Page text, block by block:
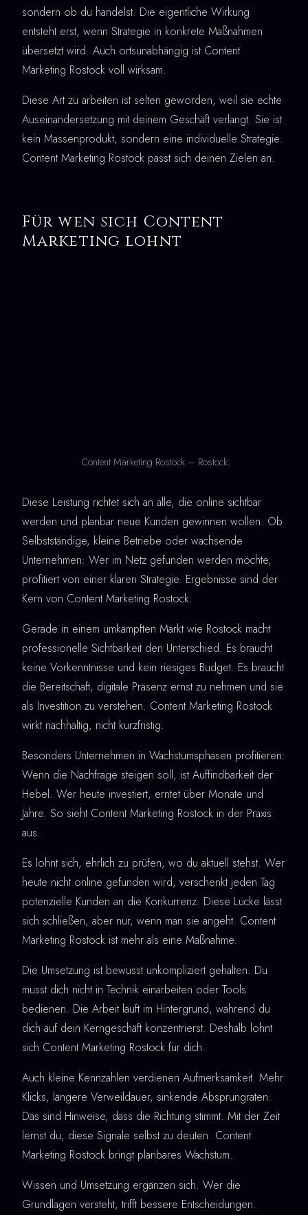
sondern ob du handelst. Die eigentliche Wirkung
entsteht erst, wenn Strategie in konkrete Maßnahmen
übersetzt wird. Auch ortsunabhängig ist Content
Marketing Rostock voll wirksam.
Diese Art zu arbeiten ist selten geworden, weil sie echte
Auseinandersetzung mit deinem Geschäft verlangt. Sie ist
kein Massenprodukt, sondern eine individuelle Strategie.
Content Marketing Rostock passt sich deinen Zielen an.
Für wen sich Content
Marketing lohnt
Content Marketing Rostock – Rostock
Diese Leistung richtet sich an alle, die online sichtbar
werden und planbar neue Kunden gewinnen wollen. Ob
Selbstständige, kleine Betriebe oder wachsende
Unternehmen: Wer im Netz gefunden werden möchte,
profitiert von einer klaren Strategie. Ergebnisse sind der
Kern von Content Marketing Rostock.
Gerade in einem umkämpften Markt wie Rostock macht
professionelle Sichtbarkeit den Unterschied. Es braucht
keine Vorkenntnisse und kein riesiges Budget. Es braucht
die Bereitschaft, digitale Präsenz ernst zu nehmen und sie
als Investition zu verstehen. Content Marketing Rostock
wirkt nachhaltig, nicht kurzfristig.
Besonders Unternehmen in Wachstumsphasen profitieren:
Wenn die Nachfrage steigen soll, ist Auffindbarkeit der
Hebel. Wer heute investiert, erntet über Monate und
Jahre. So sieht Content Marketing Rostock in der Praxis
aus.
Es lohnt sich, ehrlich zu prüfen, wo du aktuell stehst. Wer
heute nicht online gefunden wird, verschenkt jeden Tag
potenzielle Kunden an die Konkurrenz. Diese Lücke lässt
sich schließen, aber nur, wenn man sie angeht. Content
Marketing Rostock ist mehr als eine Maßnahme.
Die Umsetzung ist bewusst unkompliziert gehalten. Du
musst dich nicht in Technik einarbeiten oder Tools
bedienen. Die Arbeit läuft im Hintergrund, während du
dich auf dein Kerngeschäft konzentrierst. Deshalb lohnt
sich Content Marketing Rostock für dich.
Auch kleine Kennzahlen verdienen Aufmerksamkeit. Mehr
Klicks, längere Verweildauer, sinkende Absprungraten:
Das sind Hinweise, dass die Richtung stimmt. Mit der Zeit
lernst du, diese Signale selbst zu deuten. Content
Marketing Rostock bringt planbares Wachstum.
Wissen und Umsetzung ergänzen sich. Wer die
Grundlagen versteht, trifft bessere Entscheidungen.